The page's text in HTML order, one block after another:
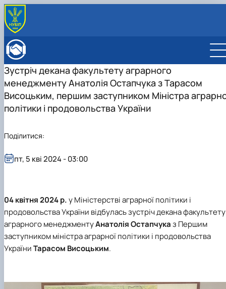
Адміністрація факультету
ОСВІТНЯ ДІЯЛЬНІСТЬ
Бакалаврат
Магістратура
Розклад
Підготовка аспірантів
Сенат студентської організації факультету
ВСТУПНИКУ
Загальна інформація
Бакалавр
Магістр
МІЖНАРОДНА ДІЯЛЬНІСТЬ
Міжнародні партнери
Міжнародні програми з можливістю отримання
ВЧЕНА РАДА
РАДА РОБОТОДАВЦІВ
Зустріч декана факультету аграрного
менеджменту Анатолія Остапчука з Тарасом
Висоцьким, першим заступником Міністра
політики і продовольства України
04 квітня 2024 р.у Міністерстві аграрної політики і
продовольства України відбулась зустріч декана факультету
аграрного менеджментуАнатолія Остапчуказ Першим
заступником міністра аграрної політики і продовольства
УкраїниТарасом Висоцьким.
пт, 5 кві 2024 - 03:00
Поділитися: